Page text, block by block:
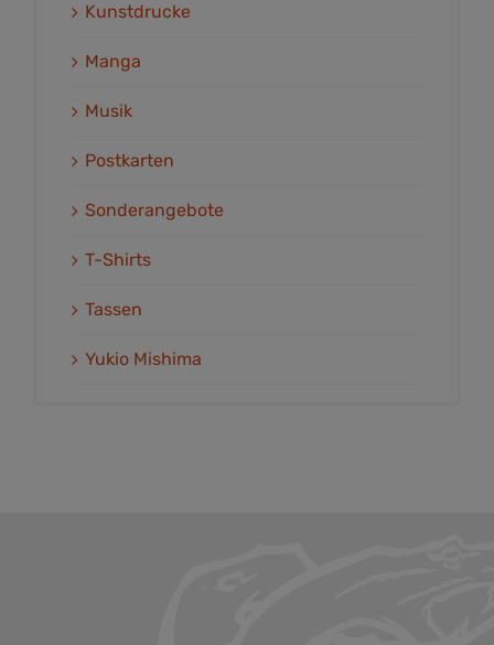
Kunstdrucke
Manga
Musik
Postkarten
Sonderangebote
T-Shirts
Tassen
Yukio Mishima